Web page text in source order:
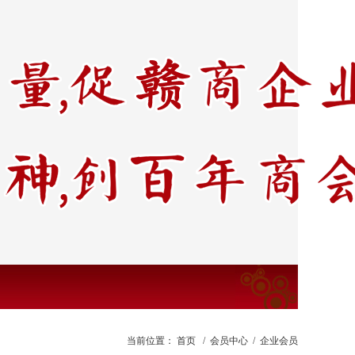
当前位置： 首页 / 会员中心 / 企业会员